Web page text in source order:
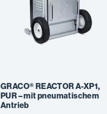
GRACO® REACTOR A-XP1,
PUR – mit pneumatischem
Antrieb